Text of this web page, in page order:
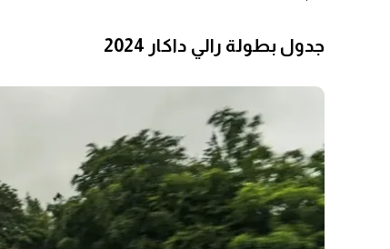
جدول بطولة رالي داكار 2024